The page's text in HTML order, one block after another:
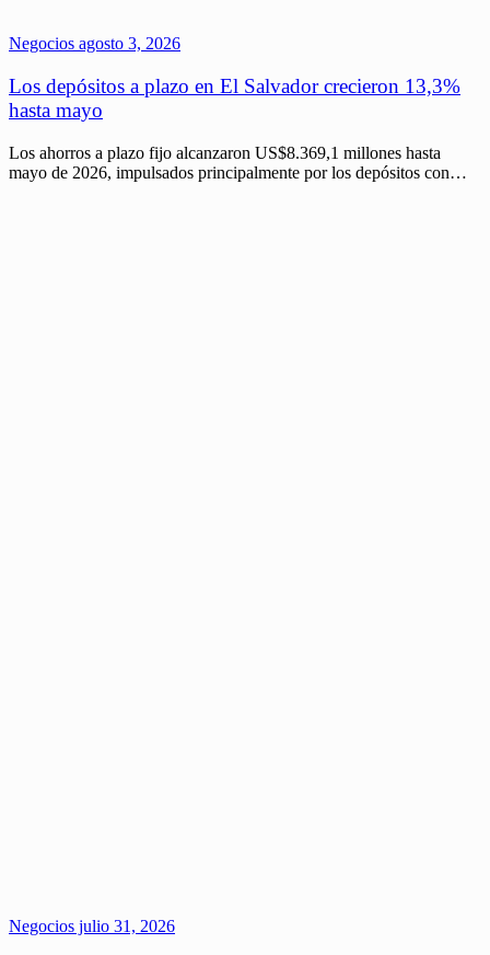
Negocios agosto 3, 2026
Los depósitos a plazo en El Salvador crecieron 13,3%
hasta mayo
Los ahorros a plazo fijo alcanzaron US$8.369,1 millones hasta
mayo de 2026, impulsados principalmente por los depósitos con…
Negocios julio 31, 2026